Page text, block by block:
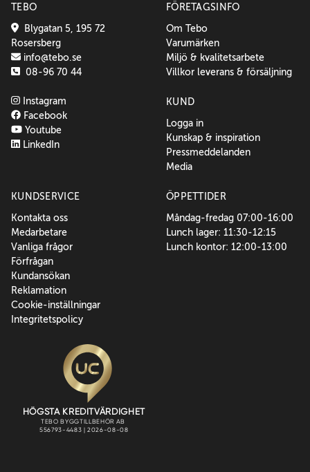
TEBO
Blygatan 5, 195 72
Rosersberg
info@tebo.se
08-96 70 44
Instagram
Facebook
Youtube
LinkedIn
FÖRETAGSINFO
Om Tebo
Varumärken
Miljö & kvalitetsarbete
Villkor leverans & försäljning
KUND
Logga in
Kunskap & inspiration
Pressmeddelanden
Media
KUNDSERVICE
Kontakta oss
Medarbetare
Vanliga frågor
Förfrågan
Kundansökan
Reklamation
Cookie-inställningar
Integritetspolicy
ÖPPETTIDER
Måndag-fredag 07:00-16:00
Lunch lager: 11:30-12:15
Lunch kontor: 12:00-13:00